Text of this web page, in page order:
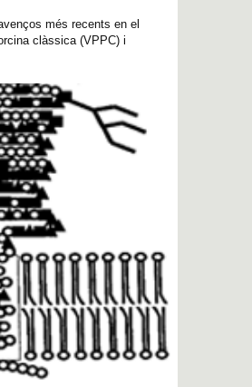
més recents en el
clàssica (VPPC) i